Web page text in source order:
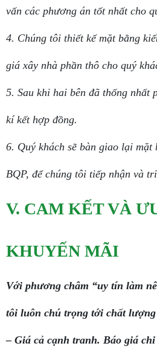
vấn các phương án tốt nhất cho
4. Chúng tôi thiết kế mặt bằng
giá xây nhà phần thô cho quý
5. Sau khi hai bên đã thống nhất
kí kết hợp đồng.
6. Quý khách sẽ bàn giao lại mặt
BQP, để chúng tôi tiếp nhận và
V. CAM KẾT VÀ
KHUYẾN MÃI
Với phương châm “uy tín làm
tôi luôn chú trọng tới chất
– Giá cả cạnh tranh. Báo giá